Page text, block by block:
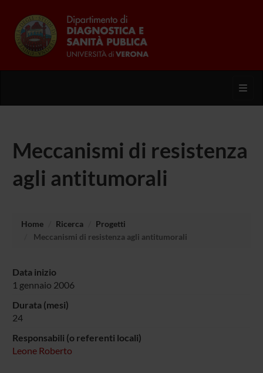
Meccanismi di resistenza
agli antitumorali
Home Ricerca
Progetti
Meccanismi di resistenza agli antitumorali
Data inizio
1 gennaio 2006
Durata (mesi)
24
Responsabili (o referenti locali)
Leone Roberto